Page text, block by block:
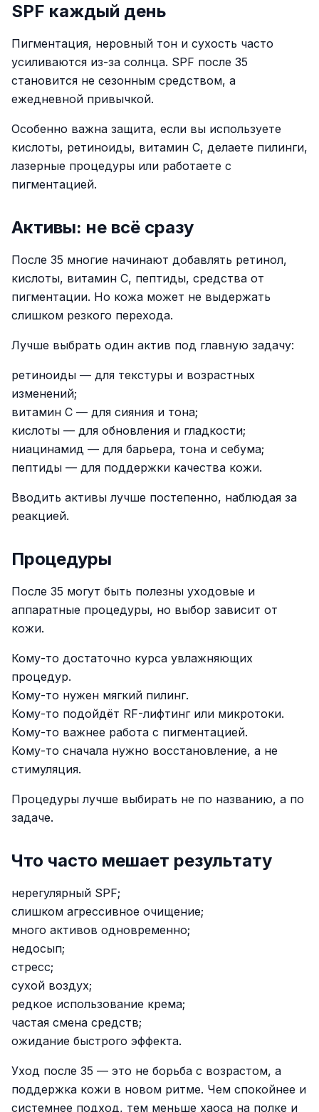
SPF каждый день
Пигментация, неровный тон и сухость часто
усиливаются из-за солнца. SPF после 35
становится не сезонным средством, а
ежедневной привычкой.
Особенно важна защита, если вы используете
кислоты, ретиноиды, витамин C, делаете пилинги,
лазерные процедуры или работаете с
пигментацией.
Активы: не всё сразу
После 35 многие начинают добавлять ретинол,
кислоты, витамин C, пептиды, средства от
пигментации. Но кожа может не выдержать
слишком резкого перехода.
Лучше выбрать один актив под главную задачу:
ретиноиды — для текстуры и возрастных
изменений;
витамин C — для сияния и тона;
кислоты — для обновления и гладкости;
ниацинамид — для барьера, тона и себума;
пептиды — для поддержки качества кожи.
Вводить активы лучше постепенно, наблюдая за
реакцией.
Процедуры
После 35 могут быть полезны уходовые и
аппаратные процедуры, но выбор зависит от
кожи.
Кому-то достаточно курса увлажняющих
процедур.
Кому-то нужен мягкий пилинг.
Кому-то подойдёт RF-лифтинг или микротоки.
Кому-то важнее работа с пигментацией.
Кому-то сначала нужно восстановление, а не
стимуляция.
Процедуры лучше выбирать не по названию, а по
задаче.
Что часто мешает результату
нерегулярный SPF;
слишком агрессивное очищение;
много активов одновременно;
недосып;
стресс;
сухой воздух;
редкое использование крема;
частая смена средств;
ожидание быстрого эффекта.
Уход после 35 — это не борьба с возрастом, а
поддержка кожи в новом ритме. Чем спокойнее и
системнее подход, тем меньше хаоса на полке и